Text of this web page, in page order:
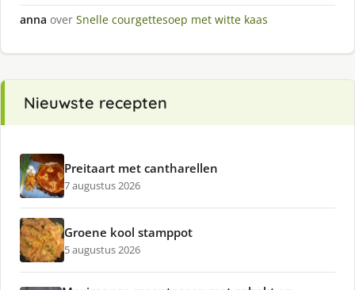
anna over Snelle courgettesoep met witte kaas
Nieuwste recepten
Preitaart met cantharellen
7 augustus 2026
Groene kool stamppot
5 augustus 2026